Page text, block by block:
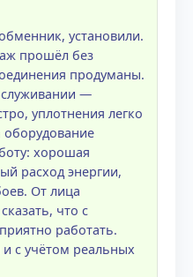
установили.
прошёл без
продуманы.
—
уплотнения легко
оборудование
хорошая
расход энергии,
От лица
что с
работать.
с учётом реальных